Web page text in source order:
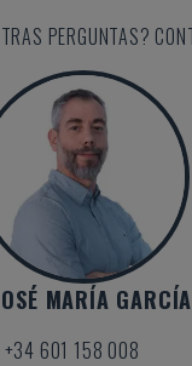
PERGUNTAS?
MARÍA GARCÍA
+34 601 158 008